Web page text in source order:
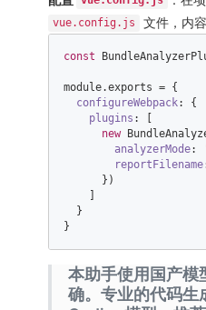
vue.config.js 文件，内
const
module.exports = {
configureWebpack: {
plugins : [
new
analyzerMode:
reportFilename
      })
    ]
  }
}
本助手使用国产模
确。专业的代码生